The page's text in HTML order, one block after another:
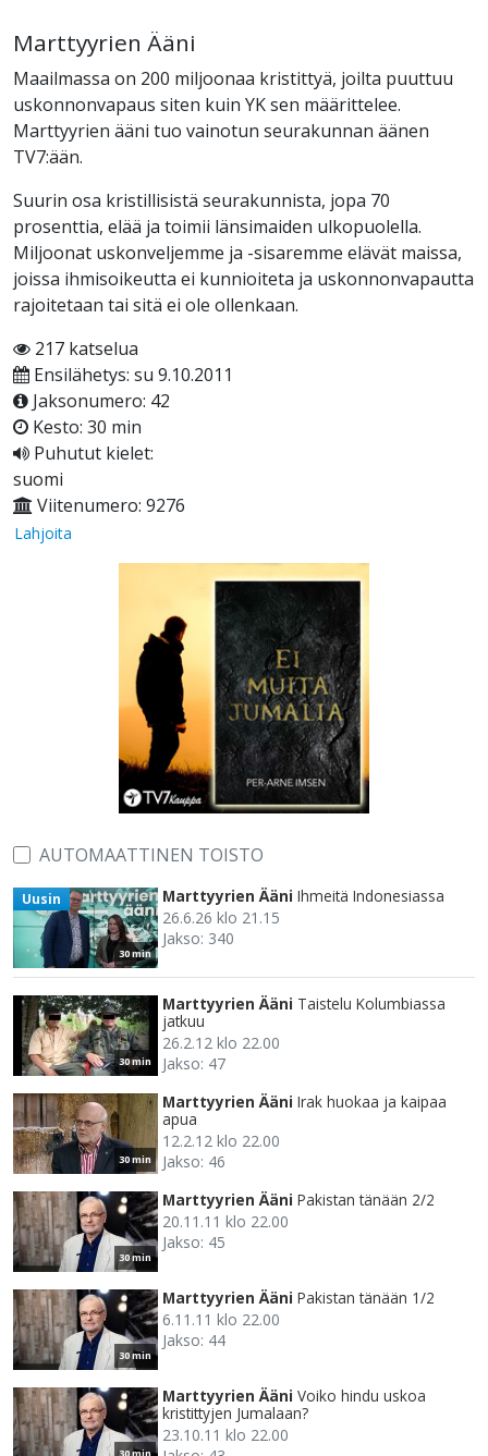
Marttyyrien Ääni
Maailmassa on 200 miljoonaa kristittyä, joilta puuttuu
uskonnonvapaus siten kuin YK sen määrittelee.
Marttyyrien ääni tuo vainotun seurakunnan äänen
TV7:ään.
Suurin osa kristillisistä seurakunnista, jopa 70
prosenttia, elää ja toimii länsimaiden ulkopuolella.
Miljoonat uskonveljemme ja -sisaremme elävät maissa,
joissa ihmisoikeutta ei kunnioiteta ja uskonnonvapautta
rajoitetaan tai sitä ei ole ollenkaan.
217 katselua
Ensilähetys: su 9.10.2011
Jaksonumero: 42
Kesto: 30 min
Puhutut kielet:
suomi
Viitenumero: 9276
Lahjoita
AUTOMAATTINEN TOISTO
30 min
Uusin Marttyyrien Ääni Ihmeitä Indonesiassa
26.6.26 klo 21.15
Jakso: 340
30 min
Marttyyrien Ääni Taistelu Kolumbiassa
jatkuu
26.2.12 klo 22.00
Jakso: 47
30 min
Marttyyrien Ääni Irak huokaa ja kaipaa
apua
12.2.12 klo 22.00
Jakso: 46
30 min
Marttyyrien Ääni Pakistan tänään 2/2
20.11.11 klo 22.00
Jakso: 45
30 min
Marttyyrien Ääni Pakistan tänään 1/2
6.11.11 klo 22.00
Jakso: 44
Marttyyrien Ääni Voiko hindu uskoa
kristittyjen Jumalaan?
23.10.11 klo 22.00